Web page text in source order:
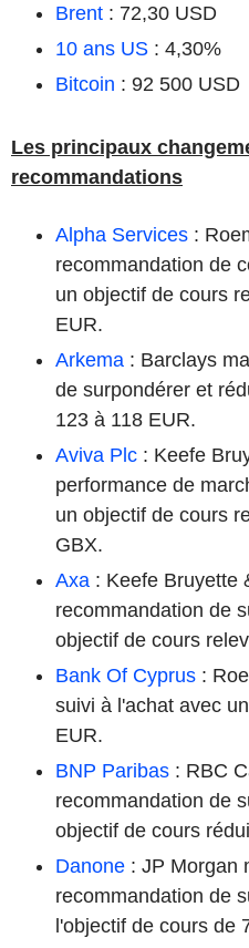
Brent : 72,30 USD
10 ans US : 4,30%
Bitcoin : 92 500 USD
Les principaux
recommandations
Alpha Services :
recommandation de
un objectif de cours
EUR.
Arkema : Barclays
de surpondérer et
123 à 118 EUR.
Aviva Plc : Keefe
performance de
un objectif de cours
GBX.
Axa : Keefe Bruyette
recommandation de
objectif de cours
Bank Of Cyprus :
suivi à l'achat avec
EUR.
BNP Paribas : RBC
recommandation de
objectif de cours
Danone : JP Morgan
recommandation de
l'objectif de cours de